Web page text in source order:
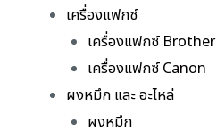
เครื่องแฟกซ์
เครื่องแฟกซ์ Brother
เครื่องแฟกซ์ Canon
ผงหมึก และ อะไหล่
ผงหมึก